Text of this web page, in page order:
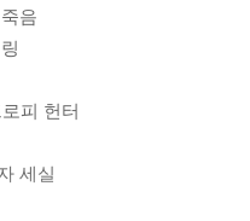
음
피 헌터
세실